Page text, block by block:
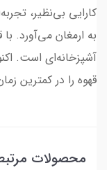
کارایی بی‌نظیر،
به ارمغان می‌آورد.
آشپزخانه‌ای است.
قهوه را در کمترین
محصولات